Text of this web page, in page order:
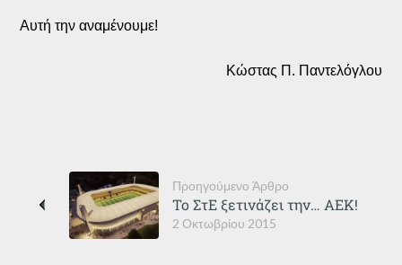
Αυτή την αναμένουμε!
Κώστας Π. Παντελόγλου
Προηγούμενο Άρθρο
2 Οκτωβρίου 2015
Το ΣτΕ ξετινάζει την… ΑΕΚ!